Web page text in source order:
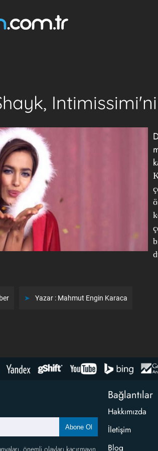
Yazar : Mahmut Engin Karaca
Abone Ol
Bağlantılar
Hakkımızda
İletişim
Blog